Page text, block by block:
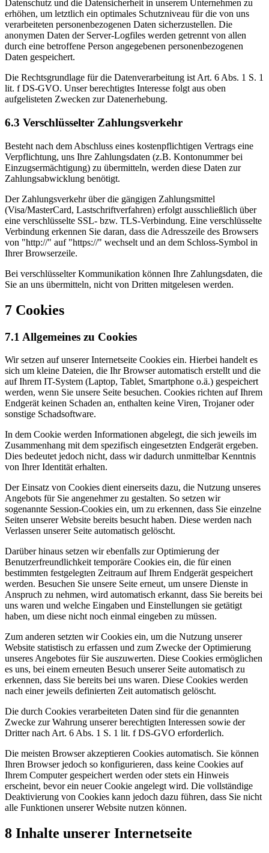
Datenschutz und die Datensicherheit in unserem Unternehmen zu
erhöhen, um letztlich ein optimales Schutzniveau für die von uns
verarbeiteten personenbezogenen Daten sicherzustellen. Die
anonymen Daten der Server-Logfiles werden getrennt von allen
durch eine betroffene Person angegebenen personenbezogenen
Daten gespeichert.
Die Rechtsgrundlage für die Datenverarbeitung ist Art. 6 Abs. 1 S. 1
lit. f DS-GVO. Unser berechtigtes Interesse folgt aus oben
aufgelisteten Zwecken zur Datenerhebung.
6.3 Verschlüsselter Zahlungsverkehr
Besteht nach dem Abschluss eines kostenpflichtigen Vertrags eine
Verpflichtung, uns Ihre Zahlungsdaten (z.B. Kontonummer bei
Einzugsermächtigung) zu übermitteln, werden diese Daten zur
Zahlungsabwicklung benötigt.
Der Zahlungsverkehr über die gängigen Zahlungsmittel
(Visa/MasterCard, Lastschriftverfahren) erfolgt ausschließlich über
eine verschlüsselte SSL- bzw. TLS-Verbindung. Eine verschlüsselte
Verbindung erkennen Sie daran, dass die Adresszeile des Browsers
von "http://" auf "https://" wechselt und an dem Schloss-Symbol in
Ihrer Browserzeile.
Bei verschlüsselter Kommunikation können Ihre Zahlungsdaten, die
Sie an uns übermitteln, nicht von Dritten mitgelesen werden.
7 Cookies
7.1 Allgemeines zu Cookies
Wir setzen auf unserer Internetseite Cookies ein. Hierbei handelt es
sich um kleine Dateien, die Ihr Browser automatisch erstellt und die
auf Ihrem IT-System (Laptop, Tablet, Smartphone o.ä.) gespeichert
werden, wenn Sie unsere Seite besuchen. Cookies richten auf Ihrem
Endgerät keinen Schaden an, enthalten keine Viren, Trojaner oder
sonstige Schadsoftware.
In dem Cookie werden Informationen abgelegt, die sich jeweils im
Zusammenhang mit dem spezifisch eingesetzten Endgerät ergeben.
Dies bedeutet jedoch nicht, dass wir dadurch unmittelbar Kenntnis
von Ihrer Identität erhalten.
Der Einsatz von Cookies dient einerseits dazu, die Nutzung unseres
Angebots für Sie angenehmer zu gestalten. So setzen wir
sogenannte Session-Cookies ein, um zu erkennen, dass Sie einzelne
Seiten unserer Website bereits besucht haben. Diese werden nach
Verlassen unserer Seite automatisch gelöscht.
Darüber hinaus setzen wir ebenfalls zur Optimierung der
Benutzerfreundlichkeit temporäre Cookies ein, die für einen
bestimmten festgelegten Zeitraum auf Ihrem Endgerät gespeichert
werden. Besuchen Sie unsere Seite erneut, um unsere Dienste in
Anspruch zu nehmen, wird automatisch erkannt, dass Sie bereits bei
uns waren und welche Eingaben und Einstellungen sie getätigt
haben, um diese nicht noch einmal eingeben zu müssen.
Zum anderen setzten wir Cookies ein, um die Nutzung unserer
Website statistisch zu erfassen und zum Zwecke der Optimierung
unseres Angebotes für Sie auszuwerten. Diese Cookies ermöglichen
es uns, bei einem erneuten Besuch unserer Seite automatisch zu
erkennen, dass Sie bereits bei uns waren. Diese Cookies werden
nach einer jeweils definierten Zeit automatisch gelöscht.
Die durch Cookies verarbeiteten Daten sind für die genannten
Zwecke zur Wahrung unserer berechtigten Interessen sowie der
Dritter nach Art. 6 Abs. 1 S. 1 lit. f DS-GVO erforderlich.
Die meisten Browser akzeptieren Cookies automatisch. Sie können
Ihren Browser jedoch so konfigurieren, dass keine Cookies auf
Ihrem Computer gespeichert werden oder stets ein Hinweis
erscheint, bevor ein neuer Cookie angelegt wird. Die vollständige
Deaktivierung von Cookies kann jedoch dazu führen, dass Sie nicht
alle Funktionen unserer Website nutzen können.
8 Inhalte unserer Internetseite